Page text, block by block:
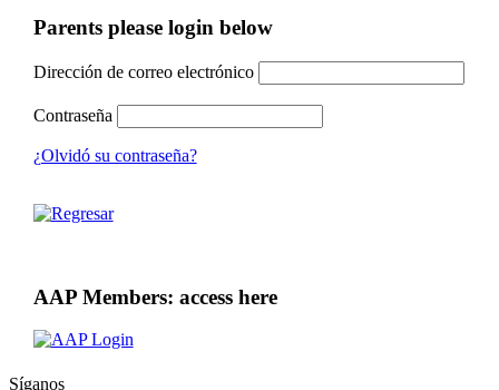
Parents please login below
Dirección de correo electrónico
Contraseña
¿Olvidó su contraseña?
AAP Members: access here
Síganos